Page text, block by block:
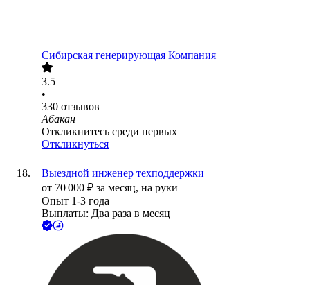
Сибирская генерирующая Компания
3.5
•
330 отзывов
Абакан
Откликнитесь среди первых
Откликнуться
Выездной инженер техподдержки
от 70 000 ₽ за месяц, на руки
Опыт 1-3 года
Выплаты: Два раза в месяц